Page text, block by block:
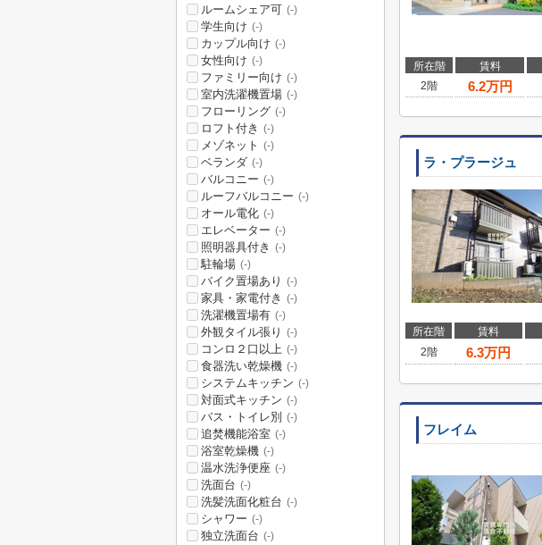
所在階 賃料
2階
6.2万円
ラ・プラージュ
所在階 賃料
2階
6.3万円
フレイム
ルームシェア可 (-)
学生向け (-)
カップル向け (-)
女性向け (-)
ファミリー向け (-)
室内洗濯機置場 (-)
フローリング (-)
ロフト付き (-)
メゾネット (-)
ベランダ (-)
バルコニー (-)
ルーフバルコニー (-)
オール電化 (-)
エレベーター (-)
照明器具付き (-)
駐輪場 (-)
バイク置場あり (-)
家具・家電付き (-)
洗濯機置場有 (-)
外観タイル張り (-)
コンロ２口以上 (-)
食器洗い乾燥機 (-)
システムキッチン (-)
対面式キッチン (-)
バス・トイレ別 (-)
追焚機能浴室 (-)
浴室乾燥機 (-)
温水洗浄便座 (-)
洗面台 (-)
洗髪洗面化粧台 (-)
シャワー (-)
独立洗面台 (-)